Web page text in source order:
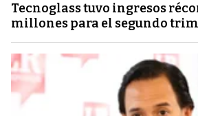
Tecnoglass tuvo ingresos
millones para el segundo